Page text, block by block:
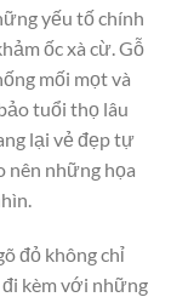
yếu tố chính
ốc xà cừ. Gỗ
mối mọt và
tuổi thọ lâu
lại vẻ đẹp tự
nên những họa
đỏ không chỉ
kèm với những